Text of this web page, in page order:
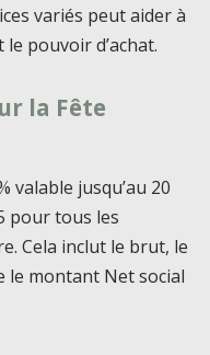
variés peut aider à
pouvoir d’achat.
la Fête
valable jusqu’au 20
pour tous les
Cela inclut le brut, le
le montant Net social